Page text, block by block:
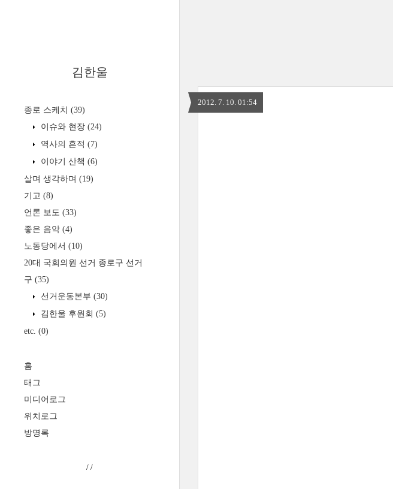
김한울
종로 스케치 (39)
이슈와 현장 (24)
역사의 흔적 (7)
이야기 산책 (6)
살며 생각하며 (19)
기고 (8)
언론 보도 (33)
좋은 음악 (4)
노동당에서 (10)
20대 국회의원 선거 종로구 선거
구 (35)
선거운동본부 (30)
김한울 후원회 (5)
etc. (0)
홈
태그
미디어로그
위치로그
방명록
/ /
2012. 7. 10. 01:54